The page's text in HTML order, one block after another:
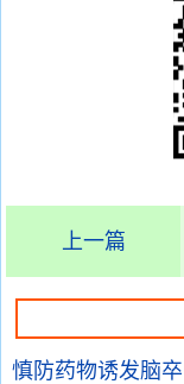
上一篇
慎防药物诱发脑